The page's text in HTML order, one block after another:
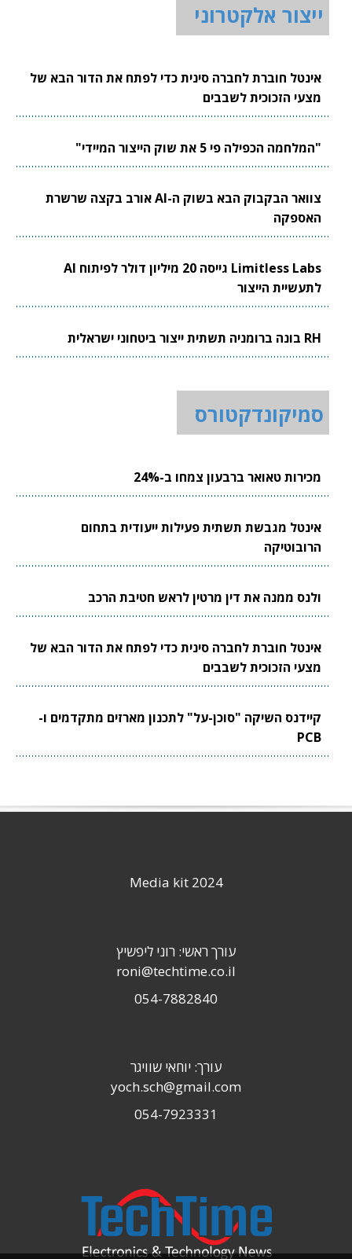
ייצור אלקטרוני
אינטל חוברת לחברה סינית כדי לפתח את הדור הבא של
מצעי הזכוכית לשבבים
"המלחמה הכפילה פי 5 את שוק הייצור המיידי"
צוואר הבקבוק הבא בשוק ה-AI אורב בקצה שרשרת
האספקה
Limitless Labs גייסה 20 מיליון דולר לפיתוח AI
לתעשיית הייצור
RH בונה ברומניה תשתית ייצור ביטחוני ישראלית
סמיקונדקטורס
מכירות טאואר ברבעון צמחו ב-24%
אינטל מגבשת תשתית פעילות ייעודית בתחום
הרובוטיקה
ולנס ממנה את דין מרטין לראש חטיבת הרכב
אינטל חוברת לחברה סינית כדי לפתח את הדור הבא של
מצעי הזכוכית לשבבים
קיידנס השיקה "סוכן-על" לתכנון מארזים מתקדמים ו-
PCB
Media kit 2024
עורך ראשי: רוני ליפשיץ
roni@techtime.co.il
054-7882840
עורך: יוחאי שוויגר
yoch.sch@gmail.com
054-7923331